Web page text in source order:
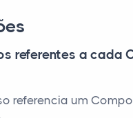
referentes a cada
referencia um